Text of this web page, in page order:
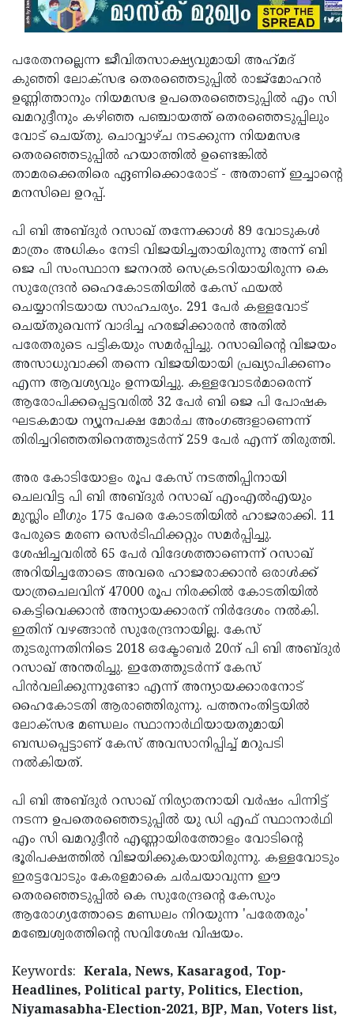
പരേതനല്ലെന്ന ജീവിതസാക്ഷ്യവുമായി അഹ്‌മദ്‌
കുഞ്ഞി ലോക്സഭ തെരഞ്ഞെടുപ്പിൽ രാജ്മോഹൻ
ഉണ്ണിത്താനും നിയമസഭ ഉപതെരഞ്ഞെടുപ്പിൽ എം സി
ഖമറുദ്ദീനും കഴിഞ്ഞ പഞ്ചായത്ത് തെരഞ്ഞെടുപ്പിലും
വോട് ചെയ്തു. ചൊവ്വാഴ്ച നടക്കുന്ന നിയമസഭ
തെരഞ്ഞെടുപ്പിൽ ഹയാത്തിൽ ഉണ്ടെങ്കിൽ
താമരക്കെതിരെ ഏണിക്കൊരോട് - അതാണ് ഇച്ചാന്റെ
മനസിലെ ഉറപ്പ്.
പി ബി അബ്ദുർ റസാഖ് തന്നേക്കാൾ 89 വോടുകൾ
മാത്രം അധികം നേടി വിജയിച്ചതായിരുന്നു അന്ന് ബി
ജെ പി സംസ്ഥാന ജനറൽ സെക്രടറിയായിരുന്ന കെ
സുരേന്ദ്രൻ ഹൈകോടതിയിൽ കേസ് ഫയൽ
ചെയ്യാനിടയായ സാഹചര്യം. 291 പേർ കള്ളവോട്
ചെയ്തുവെന്ന് വാദിച്ച ഹരജിക്കാരൻ അതിൽ
പരേതരുടെ പട്ടികയും സമർപ്പിച്ചു. റസാഖിന്റെ വിജയം
അസാധുവാക്കി തന്നെ വിജയിയായി പ്രഖ്യാപിക്കണം
എന്ന ആവശ്യവും ഉന്നയിച്ചു. കള്ളവോടർമാരെന്ന്
ആരോപിക്കപ്പെട്ടവരിൽ 32 പേർ ബി ജെ പി പോഷക
ഘടകമായ ന്യൂനപക്ഷ മോർച അംഗങ്ങളാണെന്ന്
തിരിച്ചറിഞ്ഞതിനെത്തുടർന്ന് 259 പേർ എന്ന് തിരുത്തി.
അര കോടിയോളം രൂപ കേസ് നടത്തിപ്പിനായി
ചെലവിട്ട പി ബി അബ്ദുർ റസാഖ് എംഎൽഎയും
മുസ്ലിം ലീഗും 175 പേരെ കോടതിയിൽ ഹാജരാക്കി. 11
പേരുടെ മരണ സെര്‍ടിഫിക്കറ്റും സമർപ്പിച്ചു.
ശേഷിച്ചവരിൽ 65 പേർ വിദേശത്താണെന്ന് റസാഖ്
അറിയിച്ചതോടെ അവരെ ഹാജരാക്കാൻ ഒരാൾക്ക്
യാത്രചെലവിന് 47000 രൂപ നിരക്കിൽ കോടതിയിൽ
കെട്ടിവെക്കാൻ അന്യായക്കാരന് നിർദേശം നൽകി.
ഇതിന് വഴങ്ങാൻ സുരേന്ദ്രനായില്ല. കേസ്
തുടരുന്നതിനിടെ 2018 ഒക്ടോബർ 20ന് പി ബി അബ്ദുർ
റസാഖ് അന്തരിച്ചു. ഇതേത്തുടർന്ന് കേസ്
പിൻവലിക്കുന്നുണ്ടോ എന്ന് അന്യായക്കാരനോട്
ഹൈകോടതി ആരാഞ്ഞിരുന്നു. പത്തനംതിട്ടയിൽ
ലോക്സഭ മണ്ഡലം സ്ഥാനാർഥിയായതുമായി
ബന്ധപ്പെട്ടാണ് കേസ് അവസാനിപ്പിച്ച് മറുപടി
നൽകിയത്.
പി ബി അബ്ദുർ റസാഖ് നിര്യാതനായി വർഷം പിന്നിട്ട്
നടന്ന ഉപതെരഞ്ഞെടുപ്പിൽ യു ഡി എഫ് സ്ഥാനാർഥി
എം സി ഖമറുദ്ദീൻ എണ്ണായിരത്തോളം വോടിന്റെ
ഭൂരിപക്ഷത്തിൽ വിജയിക്കുകയായിരുന്നു. കള്ളവോടും
ഇരട്ടവോടും കേരളമാകെ ചർചയാവുന്ന ഈ
തെരഞ്ഞെടുപ്പിൽ കെ സുരേന്ദ്രന്റെ കേസും
ആരോഗ്യത്തോടെ മണ്ഡലം നിറയുന്ന 'പരേതരും'
മഞ്ചേശ്വരത്തിന്റെ സവിശേഷ വിഷയം.
Keywords: Kerala, News, Kasaragod, Top-
Headlines, Political party, Politics, Election,
Niyamasabha-Election-2021, BJP, Man, Voters list,